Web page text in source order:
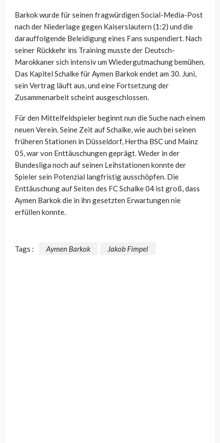
Barkok wurde für seinen fragwürdigen Social-Media-Post
nach der Niederlage gegen Kaiserslautern (1:2) und die
darauffolgende Beleidigung eines Fans suspendiert. Nach
seiner Rückkehr ins Training musste der Deutsch-
Marokkaner sich intensiv um Wiedergutmachung bemühen.
Das Kapitel Schalke für Aymen Barkok endet am 30. Juni,
sein Vertrag läuft aus, und eine Fortsetzung der
Zusammenarbeit scheint ausgeschlossen.
Für den Mittelfeldspieler beginnt nun die Suche nach einem
neuen Verein. Seine Zeit auf Schalke, wie auch bei seinen
früheren Stationen in Düsseldorf, Hertha BSC und Mainz
05, war von Enttäuschungen geprägt. Weder in der
Bundesliga noch auf seinen Leihstationen konnte der
Spieler sein Potenzial langfristig ausschöpfen. Die
Enttäuschung auf Seiten des FC Schalke 04 ist groß, dass
Aymen Barkok die in ihn gesetzten Erwartungen nie
erfüllen konnte.
Tags : Aymen Barkok Jakob Fimpel